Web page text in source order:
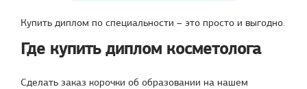
Купить диплом по специальности – это просто и выгодно.
Где купить диплом косметолога
Сделать заказ корочки об образовании на нашем